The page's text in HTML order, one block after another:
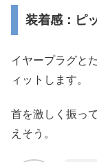
装着感：ピ
イヤープラグと
ィットします。
首を激しく振っ
えそう。